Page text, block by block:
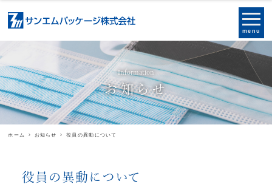
menu
Information
お知らせ
ホーム お知らせ 役員の異動について
役員の異動について